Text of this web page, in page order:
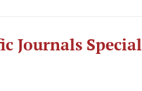
Journals Special